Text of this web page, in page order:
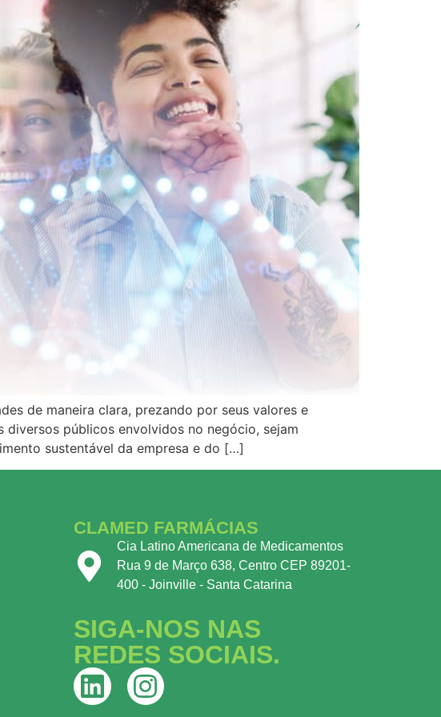
de maneira clara, prezando por seus valores e
públicos envolvidos no negócio, sejam
sustentável da empresa e do […]
CLAMED FARMÁCIAS
Cia Latino Americana de Medicamentos
Rua 9 de Março 638, Centro CEP 89201-
400 - Joinville - Santa Catarina
SIGA-NOS NAS
REDES SOCIAIS.